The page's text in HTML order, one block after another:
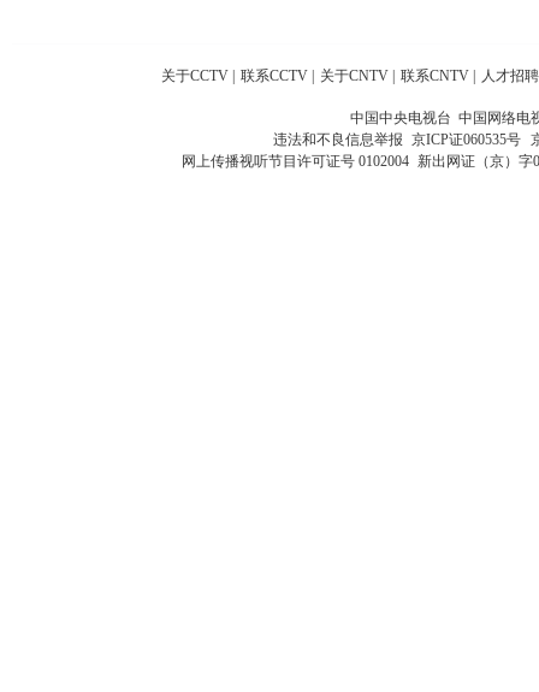
关于CCTV | 联系CCTV | 关于CNTV | 联系CNTV | 人才招聘
中国中央电视台 中国网络电
违法和不良信息举报 京ICP证060535号
网上传播视听节目许可证号 0102004 新出网证（京）